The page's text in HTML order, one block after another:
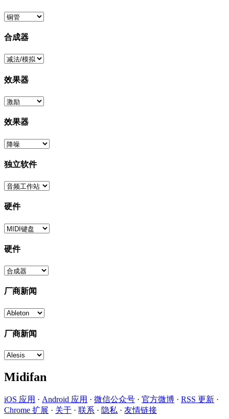
合成器
效果器
效果器
独立软件
硬件
硬件
厂商新闻
厂商新闻
Midifan
iOS 应用 · Android 应用 · 微信公众号 · 官方微博 · RSS 更新 ·
Chrome 扩展 · 关于 · 联系 · 隐私 · 友情链接